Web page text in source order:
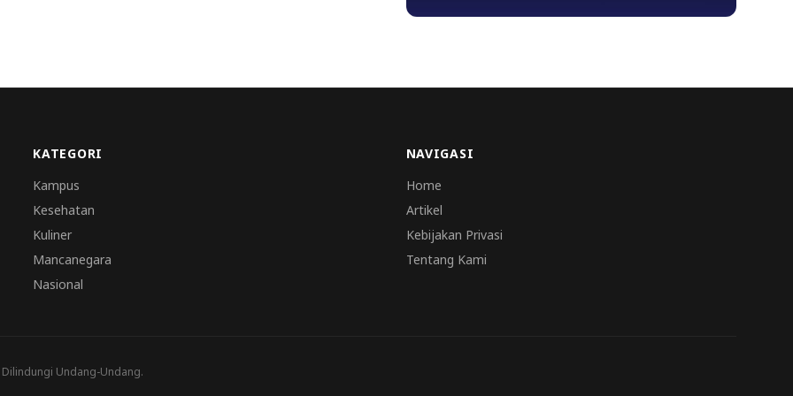
KATEGORI
Kampus
Kesehatan
Kuliner
Mancanegara
Nasional
NAVIGASI
Home
Artikel
Kebijakan Privasi
Tentang Kami
Undang-Undang.